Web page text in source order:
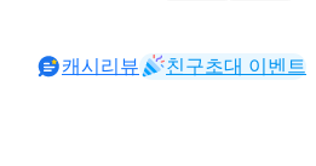
캐시리뷰 친구초대 이벤트